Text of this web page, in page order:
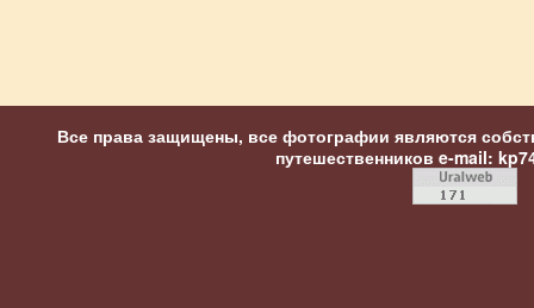
Все права защищены, все фотографии являются
путешественников e-mail: